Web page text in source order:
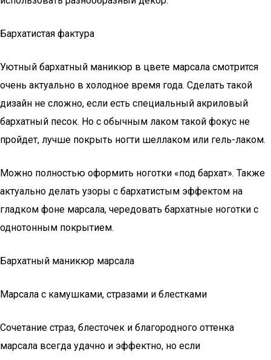
Бархатистая фактура
Уютный бархатный маникюр в цвете марсала смотрится
очень актуально в холодное время года. Сделать такой
дизайн не сложно, если есть специальный акриловый
бархатный песок. Но с обычным лаком такой фокус не
пройдет, лучше покрыть ногти шеллаком или гель-лаком.
Можно полностью оформить ноготки «под бархат». Также
актуально делать узоры с бархатистым эффектом на
гладком фоне марсала, чередовать бархатные ноготки с
однотонным покрытием.
Бархатный маникюр марсала
Марсала с камушками, стразами и блестками
Сочетание страз, блесточек и благородного оттенка
марсала всегда удачно и эффектно, но если